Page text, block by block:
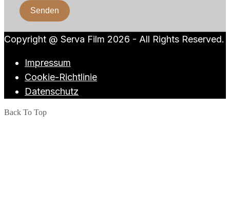
Senden
Copyright @ Serva Film 2026 - All Rights Reserved.
Impressum
Cookie-Richtlinie
Datenschutz
Back To Top